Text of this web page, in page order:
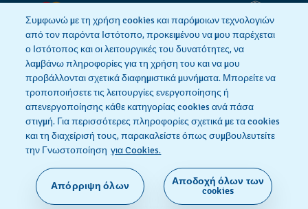
Όροι Πώλησης
Κάνε κλικ εδώ για υπαναχώρηση
Πολιτική Απορρήτου Πολιτική Cookies
Όροι Χρήσης
SWISS MADE
Συμφωνώ με τη χρήση cookies και παρόμοιων τεχνολογιών
από τον παρόντα Ιστότοπο, προκειμένου να μου παρέχεται
ο Ιστότοπος και οι λειτουργικές του δυνατότητες, να
λαμβάνω πληροφορίες για τη χρήση του και να μου
προβάλλονται σχετικά διαφημιστικά μυνήματα. Μπορείτε να
τροποποιήσετε τις λειτουργίες ενεργοποίησης ή
απενεργοποίησης κάθε κατηγορίας cookies ανά πάσα
στιγμή. Για περισσότερες πληροφορίες σχετικά με τα cookies
και τη διαχείρισή τους, παρακαλείστε όπως συμβουλευτείτε
την Γνωστοποίηση για Cookies.
Απόρριψη όλων
Αποδοχή όλων των
cookies